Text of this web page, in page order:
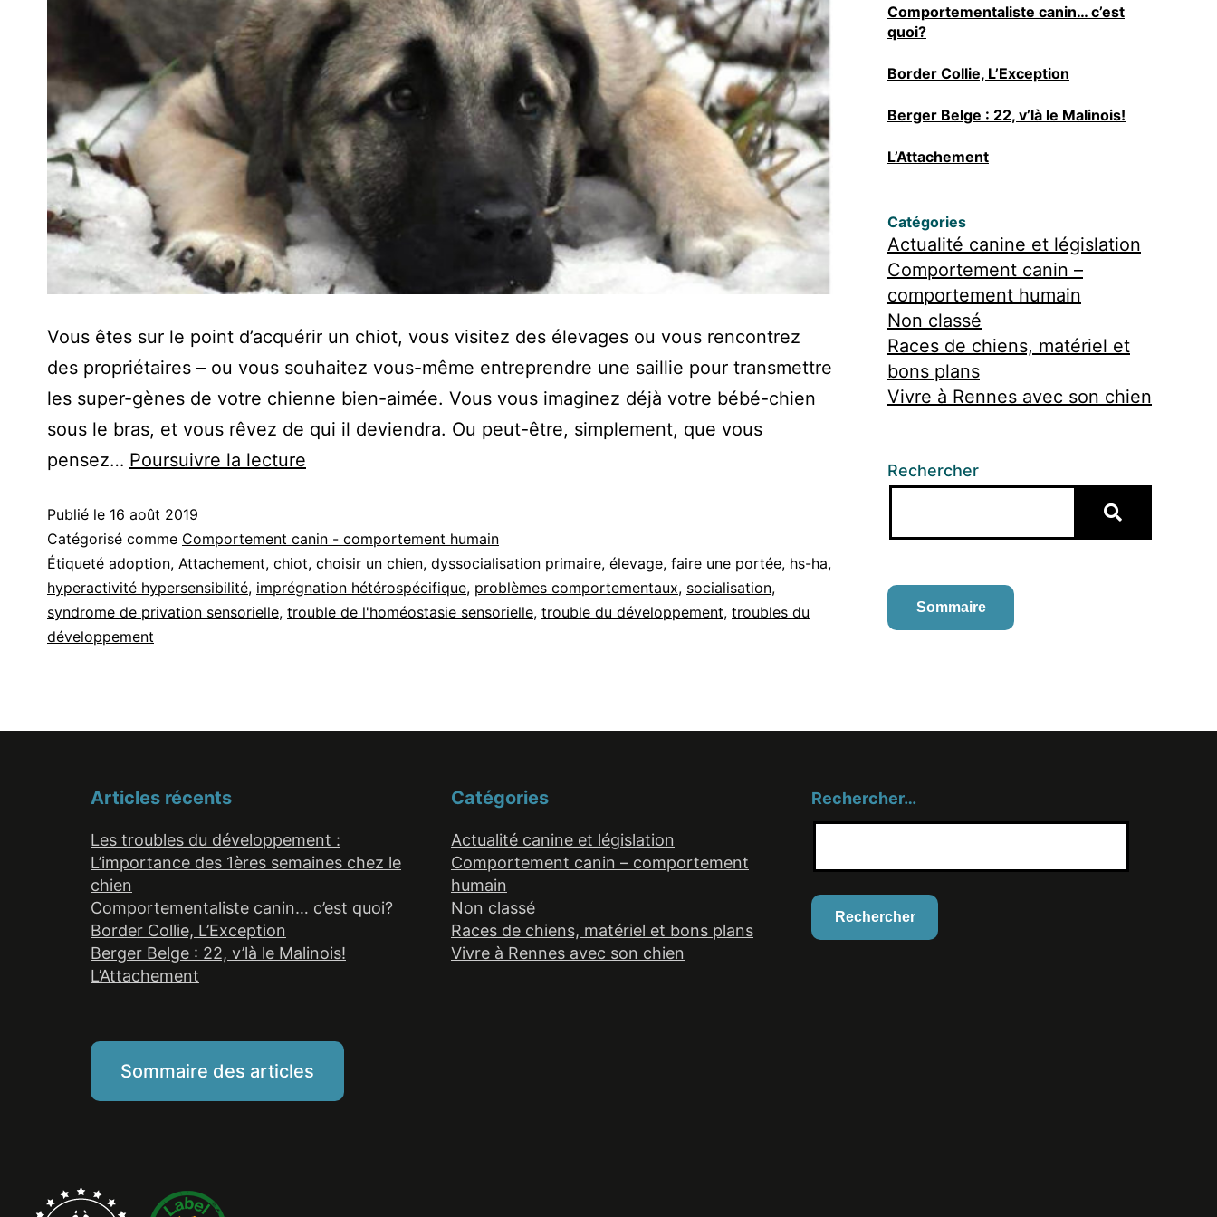
Vous êtes sur le point d’acquérir un chiot, vous visitez des élevages ou vous rencontrez
des propriétaires – ou vous souhaitez vous-même entreprendre une saillie pour transmettre
les super-gènes de votre chienne bien-aimée. Vous vous imaginez déjà votre bébé-chien
sous le bras, et vous rêvez de qui il deviendra. Ou peut-être, simplement, que vous
pensez… Poursuivre la lecture
développement
:
L’importance
chez
Publié le 16 août 2019
Catégorisé comme Comportement canin - comportement humain
Étiqueté adoption, Attachement, chiot, choisir un chien, dyssocialisation primaire, élevage, faire une portée, hs-ha,
hyperactivité hypersensibilité, imprégnation hétérospécifique, problèmes comportementaux, socialisation,
syndrome de privation sensorielle, trouble de l'homéostasie sensorielle, trouble du développement, troubles du
développement
Comportementaliste canin… c’est
quoi?
Border Collie, L’Exception
Berger Belge : 22, v’là le Malinois!
L’Attachement
Catégories
Actualité canine et législation
Comportement canin –
comportement humain
Non classé
Races de chiens, matériel et
bons plans
Vivre à Rennes avec son chien
Rechercher
Sommaire
Articles récents
Les troubles du développement :
L’importance des 1ères semaines chez le
chien
Comportementaliste canin… c’est quoi?
Border Collie, L’Exception
Berger Belge : 22, v’là le Malinois!
L’Attachement
Catégories
Actualité canine et législation
Comportement canin – comportement
humain
Non classé
Races de chiens, matériel et bons plans
Vivre à Rennes avec son chien
Rechercher…
Sommaire des articles